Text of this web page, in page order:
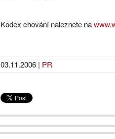
Kodex chování naleznete na
03.11.2006 | PR